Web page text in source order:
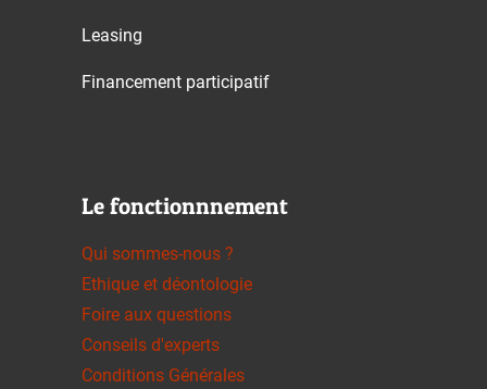
Leasing
Financement participatif
Le fonctionnnement
Qui sommes-nous ?
Ethique et déontologie
Foire aux questions
Conseils d'experts
Conditions Générales